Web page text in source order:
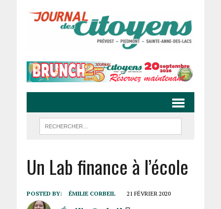
Un Lab finance à l’école
POSTED BY: ÉMILIE CORBEIL 21 FÉVRIER 2020